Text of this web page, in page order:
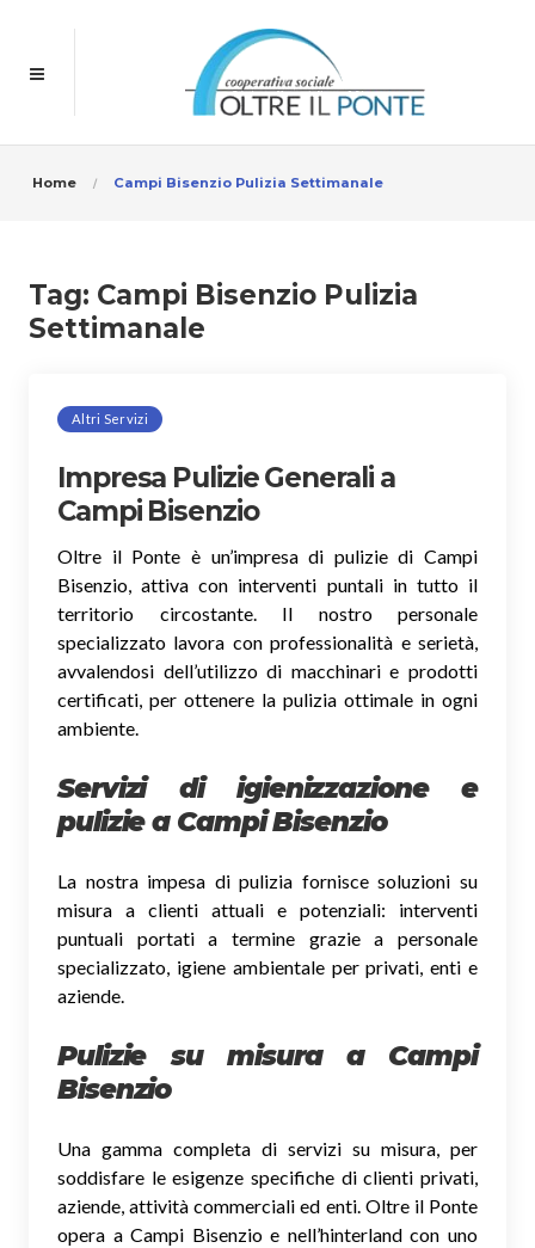
Home Campi Bisenzio Pulizia Settimanale
Tag: Campi Bisenzio Pulizia
Settimanale
Altri Servizi
Impresa Pulizie Generali a
Campi Bisenzio
Oltre il Ponte è un’impresa di pulizie di Campi
Bisenzio, attiva con interventi puntali in tutto il
territorio circostante. Il nostro personale
specializzato lavora con professionalità e serietà,
avvalendosi dell’utilizzo di macchinari e prodotti
certificati, per ottenere la pulizia ottimale in ogni
ambiente.
Servizi di igienizzazione e
pulizie a Campi Bisenzio
La nostra impesa di pulizia fornisce soluzioni su
misura a clienti attuali e potenziali: interventi
puntuali portati a termine grazie a personale
specializzato, igiene ambientale per privati, enti e
aziende.
Pulizie su misura a Campi
Bisenzio
Una gamma completa di servizi su misura, per
soddisfare le esigenze specifiche di clienti privati,
aziende, attività commerciali ed enti. Oltre il Ponte
opera a Campi Bisenzio e nell’hinterland con uno